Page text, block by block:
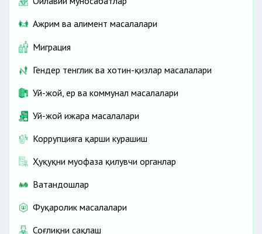
Ажрим ва алимент масалалари
Миграция
Гендер тенглик ва хотин-қизлар масалалари
Уй-жой, ер ва коммунал масалалари
Уй-жой ижара масалалари
Коррупцияга қарши курашиш
Ҳуқуқни муҳофаза қилувчи органлар
Ватандошлар
Фуқаролик масалалари
Соғлиқни сақлаш